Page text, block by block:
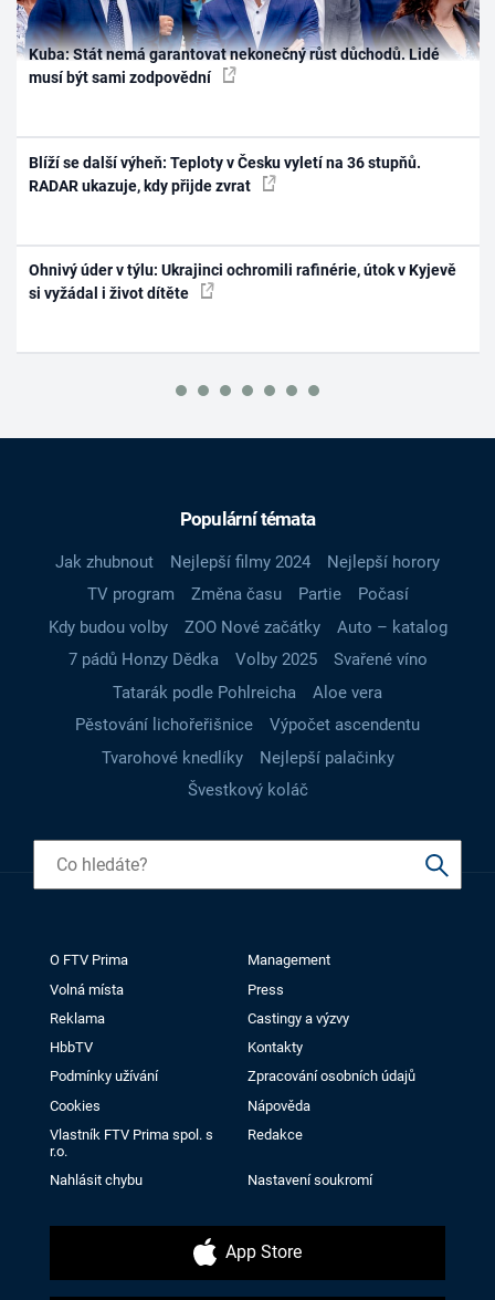
Kuba: Stát nemá garantovat nekonečný růst důchodů. Lidé
musí být sami zodpovědní
Blíží se další výheň: Teploty v Česku vyletí na 36 stupňů.
RADAR ukazuje, kdy přijde zvrat
Ohnivý úder v týlu: Ukrajinci ochromili rafinérie, útok v Kyjevě
si vyžádal i život dítěte
Populární témata
Jak zhubnout Nejlepší filmy 2024
Nejlepší horory
TV program
Změna času Partie
Počasí
Kdy budou volby
ZOO Nové začátky
Auto – katalog
7 pádů Honzy Dědka
Volby 2025
Svařené víno
Tatarák podle Pohlreicha
Aloe vera
Pěstování lichořeřišnice
Výpočet ascendentu
Tvarohové knedlíky
Nejlepší palačinky
Švestkový koláč
O FTV Prima
Management
Volná místa
Press
Reklama
Castingy a výzvy
HbbTV
Kontakty
Podmínky užívání
Zpracování osobních údajů
Cookies
Nápověda
Vlastník FTV Prima spol. s
r.o.
Redakce
Nahlásit chybu Nastavení soukromí
App Store